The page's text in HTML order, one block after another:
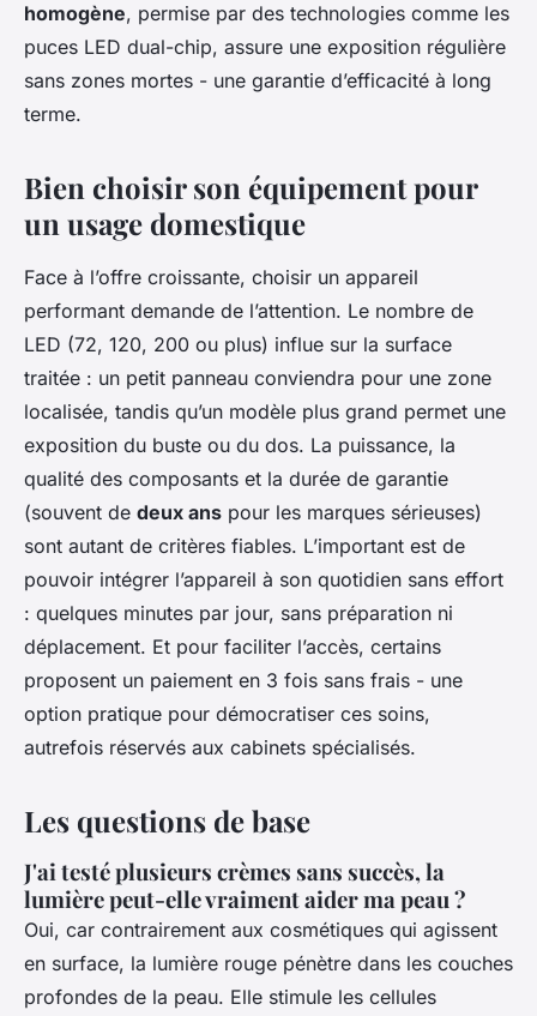
homogène, permise par des technologies comme les
puces LED dual-chip, assure une exposition régulière
sans zones mortes - une garantie d’efficacité à long
terme.
Bien choisir son équipement pour
un usage domestique
Face à l’offre croissante, choisir un appareil
performant demande de l’attention. Le nombre de
LED (72, 120, 200 ou plus) influe sur la surface
traitée : un petit panneau conviendra pour une zone
localisée, tandis qu’un modèle plus grand permet une
exposition du buste ou du dos. La puissance, la
qualité des composants et la durée de garantie
(souvent de deux ans pour les marques sérieuses)
sont autant de critères fiables. L’important est de
pouvoir intégrer l’appareil à son quotidien sans effort
: quelques minutes par jour, sans préparation ni
déplacement. Et pour faciliter l’accès, certains
proposent un paiement en 3 fois sans frais - une
option pratique pour démocratiser ces soins,
autrefois réservés aux cabinets spécialisés.
Les questions de base
J'ai testé plusieurs crèmes sans succès, la
lumière peut-elle vraiment aider ma peau ?
Oui, car contrairement aux cosmétiques qui agissent
en surface, la lumière rouge pénètre dans les couches
profondes de la peau. Elle stimule les cellules